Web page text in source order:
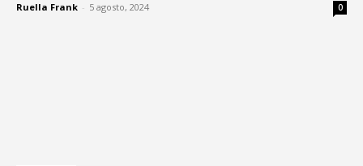
Ruella Frank - 5 agosto, 2024 0